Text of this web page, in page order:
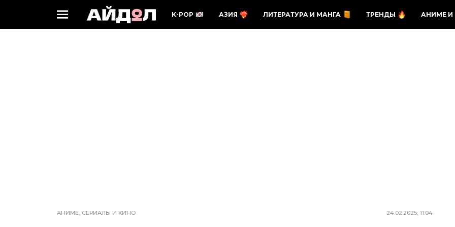
K-POP АЗИЯ ЛИТЕРАТУРА И МАНГА ТРЕНДЫ АНИМЕ И
АНИМЕ, СЕРИАЛЫ И КИНО 24.02.2025, 11:04